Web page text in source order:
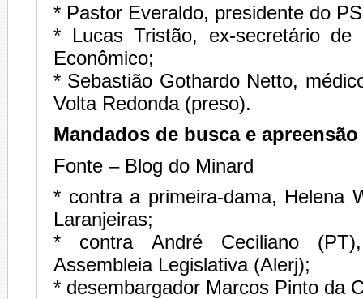
* Pastor Everaldo, presidente do
* Lucas Tristão, ex-secretário de
Econômico;
* Sebastião Gothardo Netto,
Volta Redonda (preso).
Mandados de busca e
Fonte – Blog do Minard
* contra a primeira-dama, Helena
Laranjeiras;
* contra André Ceciliano
Assembleia Legislativa (Alerj);
* desembargador Marcos Pinto da